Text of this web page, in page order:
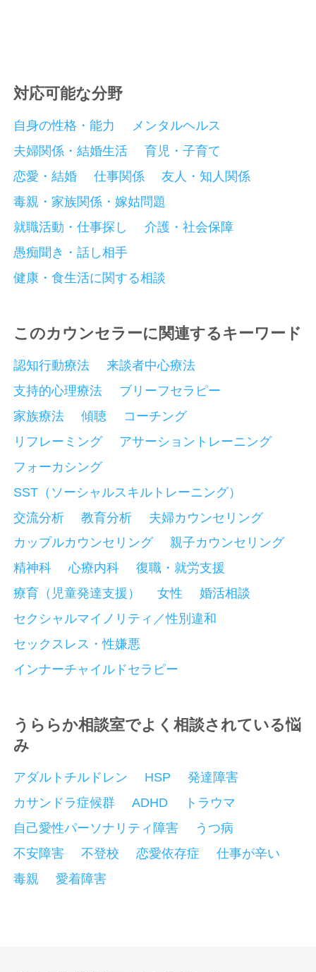
対応可能な分野
自身の性格・能力
メンタルヘルス
夫婦関係・結婚生活
育児・子育て
恋愛・結婚
仕事関係
友人・知人関係
毒親・家族関係・嫁姑問題
就職活動・仕事探し
介護・社会保障
愚痴聞き・話し相手
健康・食生活に関する相談
このカウンセラーに関連するキーワード
認知行動療法
来談者中心療法
支持的心理療法
ブリーフセラピー
家族療法
傾聴
コーチング
リフレーミング
アサーショントレーニング
フォーカシング
SST（ソーシャルスキルトレーニング）
交流分析
教育分析
夫婦カウンセリング
カップルカウンセリング
親子カウンセリング
精神科
心療内科
復職・就労支援
療育（児童発達支援）
女性
婚活相談
セクシャルマイノリティ／性別違和
セックスレス・性嫌悪
インナーチャイルドセラピー
うららか相談室でよく相談されている悩
み
アダルトチルドレン HSP
発達障害
カサンドラ症候群
ADHD
トラウマ
自己愛性パーソナリティ障害
うつ病
不安障害
不登校 恋愛依存症
仕事が辛い
毒親
愛着障害